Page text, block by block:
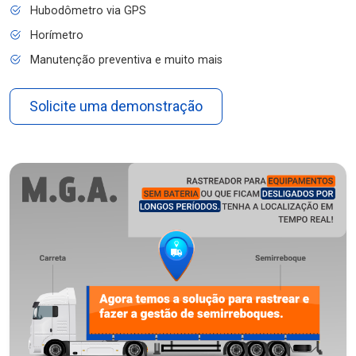
Hubodômetro via GPS
Horímetro
Manutenção preventiva e muito mais
Solicite uma demonstração